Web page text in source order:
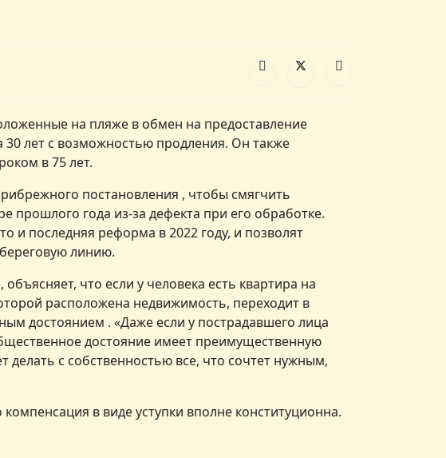
на пляже в обмен на предоставление
30 лет с возможностью продления. Он также
в 75 лет.
постановления , чтобы смягчить
прошлого года из-за дефекта при его обработке.
и последняя реформа в 2022 году, и позволят
линию.
что если у человека есть квартира на
расположена недвижимость, переходит в
достоянием . «Даже если у пострадавшего лица
достояние имеет преимущественную
делать с собственностью все, что сочтет нужным,
в виде уступки вполне конституционна.